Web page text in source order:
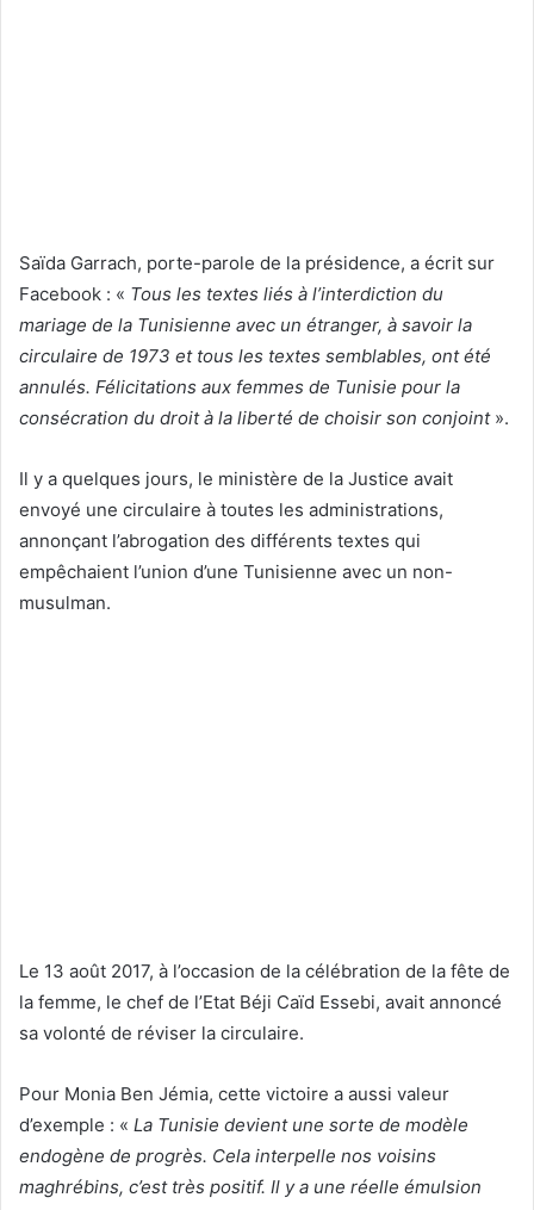
Saïda Garrach, porte-parole de la présidence, a écrit sur
Facebook : « Tous les textes liés à l’interdiction du
mariage de la Tunisienne avec un étranger, à savoir la
circulaire de 1973 et tous les textes semblables, ont été
annulés. Félicitations aux femmes de Tunisie pour la
consécration du droit à la liberté de choisir son conjoint».
Il y a quelques jours, le ministère de la Justice avait
envoyé une circulaire à toutes les administrations,
annonçant l’abrogation des différents textes qui
empêchaient l’union d’une Tunisienne avec un non-
musulman.
Le 13 août 2017, à l’occasion de la célébration de la fête de
la femme, le chef de l’Etat Béji Caïd Essebi, avait annoncé
sa volonté de réviser la circulaire.
Pour Monia Ben Jémia, cette victoire a aussi valeur
d’exemple : « La Tunisie devient une sorte de modèle
endogène de progrès. Cela interpelle nos voisins
maghrébins, c’est très positif. Il y a une réelle émulsion